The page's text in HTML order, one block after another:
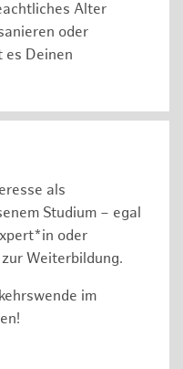
Alter
oder
es Deinen
als
Studium – egal
oder
Weiterbildung.
im